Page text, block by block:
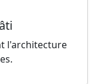
l'architecture